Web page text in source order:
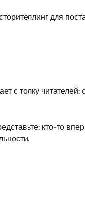
для
с толку читателей:
кто-то